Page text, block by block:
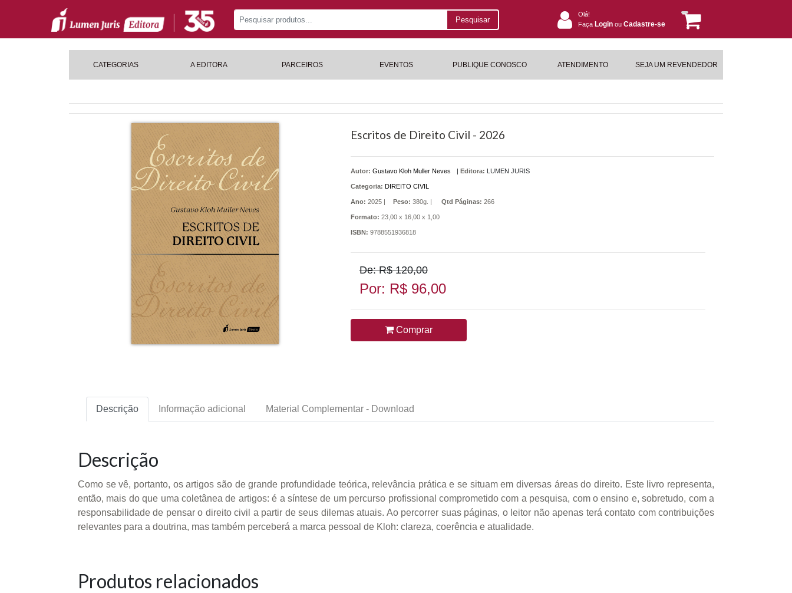
Pesquisar
Olá!
Faça Login ou Cadastre-se
CATEGORIAS A EDITORA PARCEIROS EVENTOS PUBLIQUE CONOSCO ATENDIMENTO SEJA UM REVENDEDOR
Escritos de Direito Civil - 2026
Autor: Gustavo Kloh Muller Neves | Editora: LUMEN JURIS
Categoria: DIREITO CIVIL
Ano: 2025 | Peso: 380g. | Qtd Páginas: 266
Formato: 23,00 x 16,00 x 1,00
ISBN: 9788551936818
De: R$ 120,00
Por: R$ 96,00
Comprar
Descrição Informação adicional Material Complementar - Download
Descrição
Como se vê, portanto, os artigos são de grande profundidade teórica, relevância prática e se situam em diversas áreas do direito. Este livro representa,
então, mais do que uma coletânea de artigos: é a síntese de um percurso profissional comprometido com a pesquisa, com o ensino e, sobretudo, com a
responsabilidade de pensar o direito civil a partir de seus dilemas atuais. Ao percorrer suas páginas, o leitor não apenas terá contato com contribuições
relevantes para a doutrina, mas também perceberá a marca pessoal de Kloh: clareza, coerência e atualidade.
Produtos relacionados